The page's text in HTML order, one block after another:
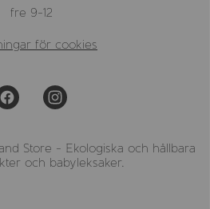
fre 9-12
för cookies
Store - Ekologiska och hållbara
och babyleksaker.